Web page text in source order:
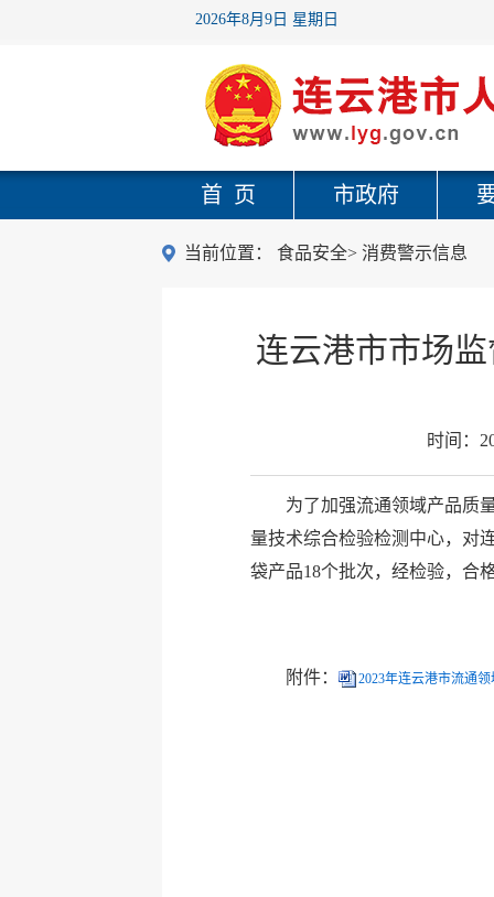
2026年8月9日 星期日
首 页 市政府
当前位置： 食品安全> 消费警示信息
连云港市市场
时间：
为了加强流通领域产品质
量技术综合检验检测中心，对
袋产品18个批次，经检验，合
附件： 2023年连云港市流通